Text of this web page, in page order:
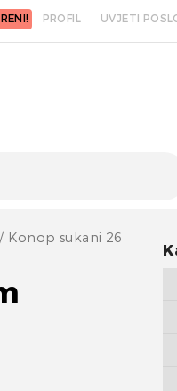
PROFIL UVJETI
/ Konop sukani 26